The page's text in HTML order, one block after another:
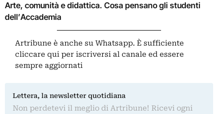
Arte, comunità e didattica. Cosa pensano gli studenti
dell’Accademia
Artribune è anche su Whatsapp. È sufficiente
cliccare qui per iscriversi al canale ed essere
sempre aggiornati
Lettera, la newsletter quotidiana
Non perdetevi il meglio di Artribune! Ricevi ogni